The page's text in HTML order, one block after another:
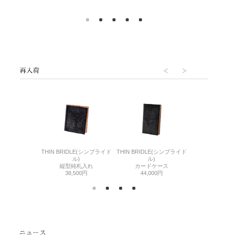
THIN BRIDLE(シンブライド
ル)
縦型純札入れ
38,500円
THIN BRIDLE(シンブライド
ル)
カードケース
44,000円